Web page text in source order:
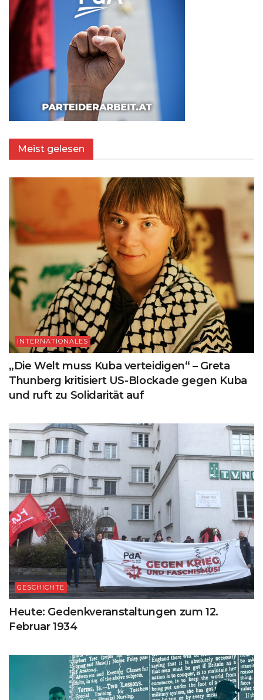
Meist gelesen
INTERNATIONALES
„Die Welt muss Kuba verteidigen“ – Greta
Thunberg kritisiert US-Blockade gegen Kuba
und ruft zu Solidarität auf
GESCHICHTE
Heute: Gedenkveranstaltungen zum 12.
Februar 1934